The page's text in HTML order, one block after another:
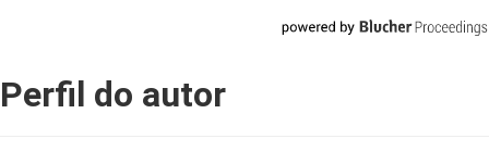
Perfil do autor